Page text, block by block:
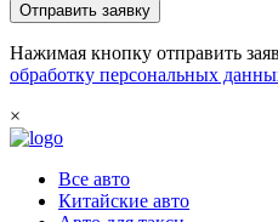
Отправить заявку
Нажимая кнопку отправить
обработку персональных
×
Все авто
Китайские авто